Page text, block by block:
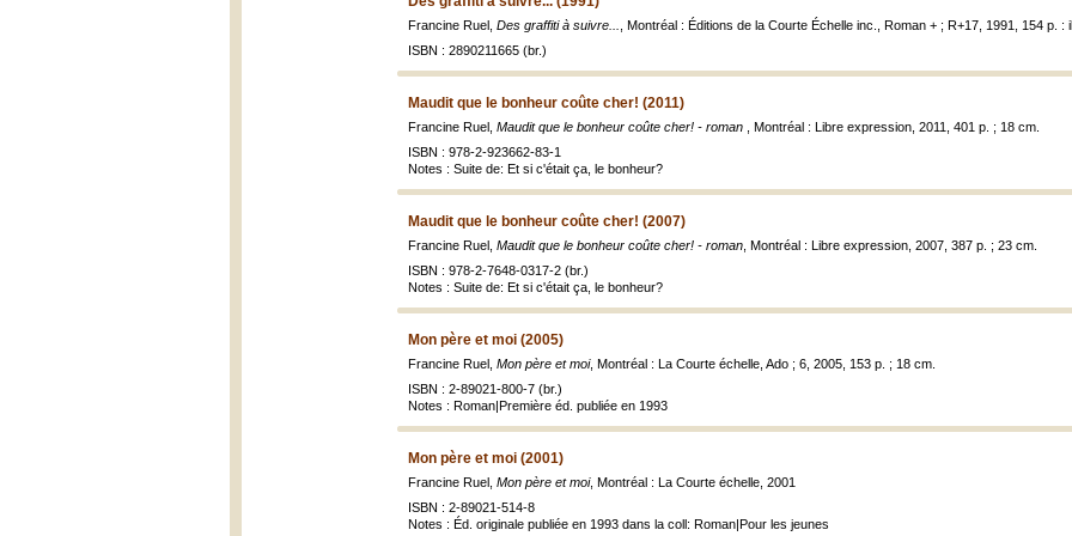
Francine Ruel, Des graffiti à suivre...
, Montréal : Éditions de la Courte Échelle inc., Roman + ; R+17, 1991, 154 p. :
ISBN : 2890211665 (br.)
Maudit que le bonheur coûte cher! (2011)
Francine Ruel, Maudit que le bonheur coûte cher! - roman
, Montréal : Libre expression, 2011, 401 p. ; 18 cm.
ISBN : 978-2-923662-83-1
Notes : Suite de: Et si c'était ça, le bonheur?
Maudit que le bonheur coûte cher! (2007)
Francine Ruel, Maudit que le bonheur coûte cher! - roman , Montréal : Libre expression, 2007, 387 p. ; 23 cm.
ISBN : 978-2-7648-0317-2 (br.)
Notes : Suite de: Et si c'était ça, le bonheur?
Mon père et moi (2005)
Francine Ruel, Mon père et moi, Montréal : La Courte échelle, Ado ; 6, 2005, 153 p. ; 18 cm.
ISBN : 2-89021-800-7 (br.)
Notes : Roman|Première éd. publiée en 1993
Mon père et moi (2001)
Francine Ruel, Mon père et moi, Montréal : La Courte échelle, 2001
ISBN : 2-89021-514-8
Notes : Éd. originale publiée en 1993 dans la coll: Roman|Pour les jeunes